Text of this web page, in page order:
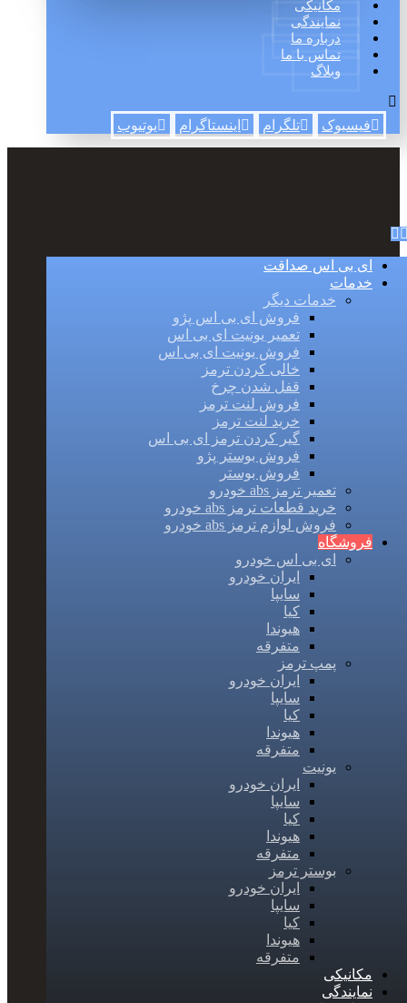
مکانیکی
نمایندگی
درباره ما
تماس با ما
وبلاگ
فیسبوک تلگرام اینستاگرام یوتیوب
ای بی اس صداقت
خدمات
خدمات دیگر
فروش ای بی اس پژو
تعمیر یونیت ای بی اس
فروش یونیت ای بی اس
خالی کردن ترمز
قفل شدن چرخ
فروش لنت ترمز
خرید لنت ترمز
گیر کردن ترمز ای بی اس
فروش بوستر پژو
فروش بوستر
تعمیر ترمز abs خودرو
خرید قطعات ترمز abs خودرو
فروش لوازم ترمز abs خودرو
فروشگاه
ای بی اس خودرو
ایران خودرو
سایپا
کیا
هیوندا
متفرقه
پمپ ترمز
ایران خودرو
سایپا
کیا
هیوندا
متفرقه
یونیت
ایران خودرو
سایپا
کیا
هیوندا
متفرقه
بوستر ترمز
ایران خودرو
سایپا
کیا
هیوندا
متفرقه
مکانیکی
نمایندگی